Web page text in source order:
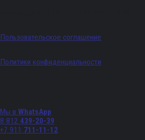
Пользовательское соглашение
Политики конфиденциальности
Мы в WhatsApp
8 812 439-20-39
+7 911 711-11-12